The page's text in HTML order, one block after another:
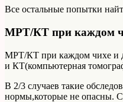
Все остальные попытки
МРТ/КТ при каждом
МРТ/КТ при каждом чихе и
и КТ(компьютерная
В 2/3 случаев такие
нормы,которые не опасны.